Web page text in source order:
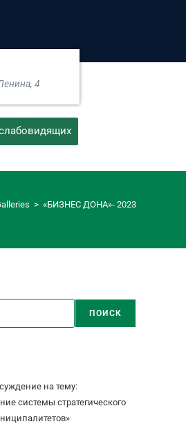
4​
> «БИЗНЕС ДОНА»- 2023
ПОИСК
на тему:
системы стратегического